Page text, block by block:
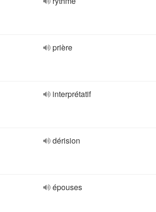
prière
interprétatif
dérision
épouses